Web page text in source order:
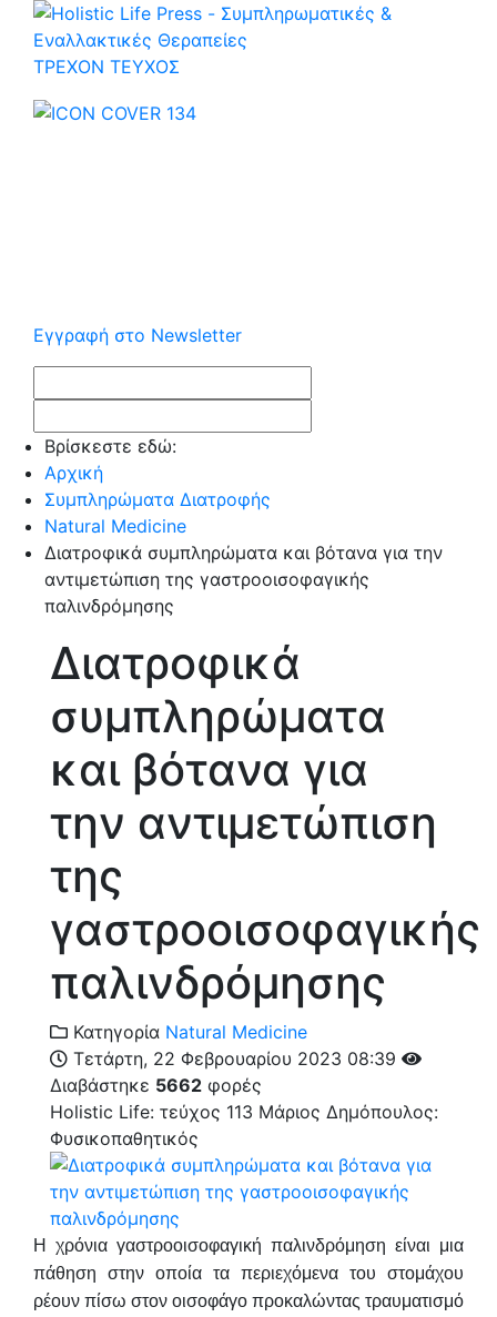
ΤΡΕΧOΝ ΤΕΥΧΟΣ
Εγγραφή στο Newsletter
Βρίσκεστε εδώ:
Αρχική
Συμπληρώματα Διατροφής
Natural Medicine
Διατροφικά συμπληρώματα και βότανα για την
αντιμετώπιση της γαστροοισοφαγικής
παλινδρόμησης
Διατροφικά
συμπληρώματα
και βότανα για
την αντιμετώπιση
της
γαστροοισοφαγικής
παλινδρόμησης
Κατηγορία Natural Medicine
Τετάρτη, 22 Φεβρουαρίου 2023 08:39
Διαβάστηκε 5662 φορές
Holistic Life: τεύχος 113 Μάριος Δημόπουλος:
Φυσικοπαθητικός
Η χρόνια γαστροοισοφαγική παλινδρόμηση είναι μια
πάθηση στην οποία τα περιεχόμενα του στομάχου
ρέουν πίσω στον οισοφάγο προκαλώντας τραυματισμό